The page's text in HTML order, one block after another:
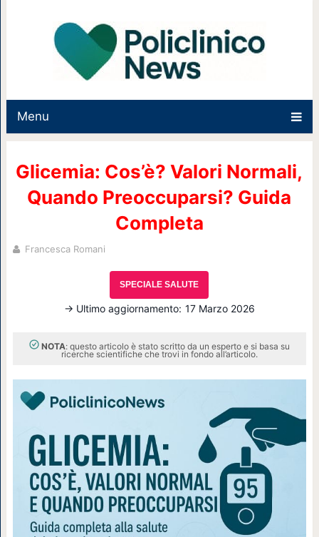
Menu
Glicemia: Cos’è? Valori Normali,
Quando Preoccuparsi? Guida
Completa
Francesca Romani
SPECIALE SALUTE
→ Ultimo aggiornamento: 17 Marzo 2026
NOTA: questo articolo è stato scritto da un esperto e si basa su
ricerche scientifiche che trovi in fondo all’articolo.